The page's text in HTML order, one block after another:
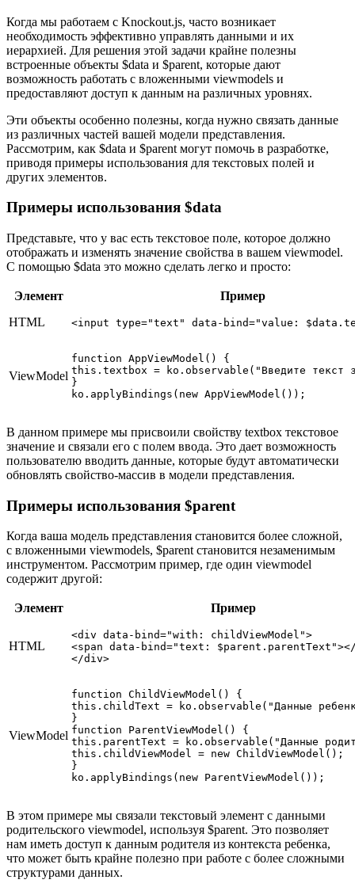
Когда мы работаем с Knockout.js, часто возникает
необходимость эффективно управлять данными и их
иерархией. Для решения этой задачи крайне полезны
встроенные объекты $data и $parent, которые дают
возможность работать с вложенными viewmodels и
предоставляют доступ к данным на различных уровнях.
Эти объекты особенно полезны, когда нужно связать данные
из различных частей вашей модели представления.
Рассмотрим, как $data и $parent могут помочь в разработке,
приводя примеры использования для текстовых полей и
других элементов.
Примеры использования $data
Представьте, что у вас есть текстовое поле, которое должно
отображать и изменять значение свойства в вашем viewmodel.
С помощью $data это можно сделать легко и просто:
Элемент
Пример
HTML
<input type="text" data-bind="value:
ViewModel
function AppViewModel() {
this.textbox = ko.observable("Введите текст
}
В данном примере мы присвоили свойству textbox текстовое
значение и связали его с полем ввода. Это дает возможность
пользователю вводить данные, которые будут автоматически
обновлять свойство-массив в модели представления.
Примеры использования $parent
Когда ваша модель представления становится более сложной,
с вложенными viewmodels, $parent становится незаменимым
инструментом. Рассмотрим пример, где один viewmodel
содержит другой:
Элемент Пример
HTML
<div data-bind="with: childViewModel">
<span data-bind="text: $parent.parentText"></
</div>
ViewModel
function ChildViewModel() {
this.childText = ko.observable("Данные
}
function ParentViewModel() {
this.parentText = ko.observable("Данные
this.childViewModel = new ChildViewModel();
}
В этом примере мы связали текстовый элемент с данными
родительского viewmodel, используя $parent. Это позволяет
нам иметь доступ к данным родителя из контекста ребенка,
что может быть крайне полезно при работе с более сложными
структурами данных.